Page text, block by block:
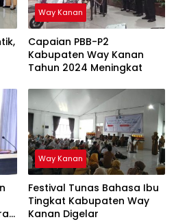
Way Kanan
Capaian PBB-P2
Kabupaten Way Kanan
Tahun 2024 Meningkat
Way Kanan
Festival Tunas Bahasa Ibu
Tingkat Kabupaten Way
Kanan Digelar